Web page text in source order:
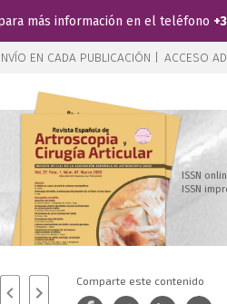
más información en el teléfono
EN CADA PUBLICACIÓN | ACCESO
ISSN
ISSN
Comparte este contenido